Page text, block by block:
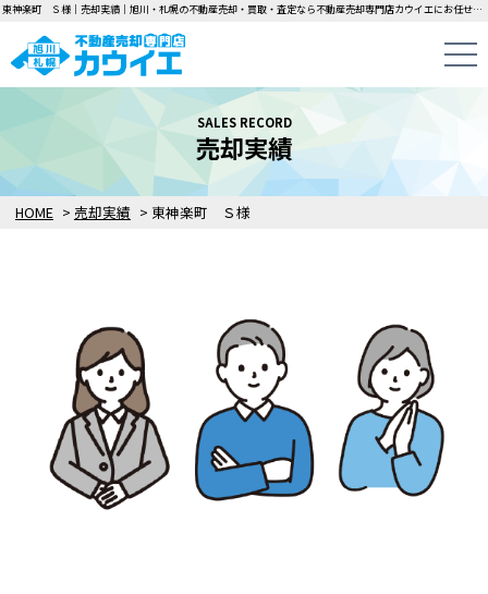
東神楽町 Ｓ様｜売却実績｜旭川・札幌の不動産売却・買取・査定なら不動産売却専門店カウイエにお任せください！中古一戸建て・マンション・土地の即日無料査定・即金買取を行っています！
HOME > 売却実績 > 東神楽町 Ｓ様
SALES RECORD
売却実績